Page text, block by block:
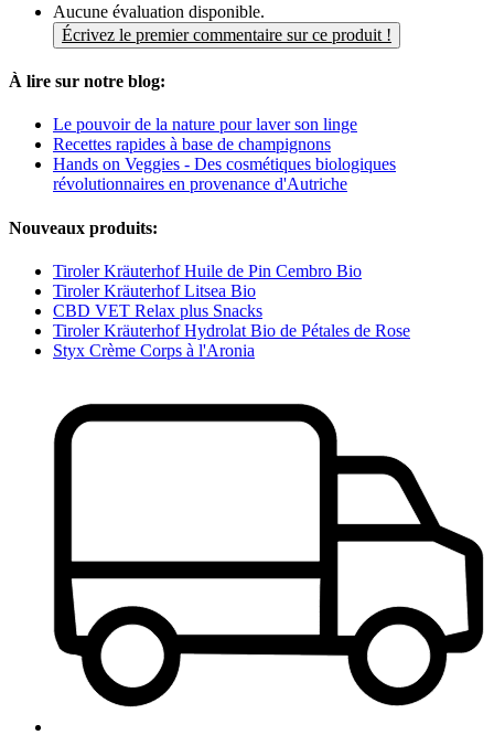
Aucune évaluation disponible.
Écrivez le premier commentaire sur ce produit !
À lire sur notre blog:
Le pouvoir de la nature pour laver son linge
Recettes rapides à base de champignons
Hands on Veggies - Des cosmétiques biologiques
révolutionnaires en provenance d'Autriche
Nouveaux produits:
Tiroler Kräuterhof Huile de Pin Cembro Bio
Tiroler Kräuterhof Litsea Bio
CBD VET Relax plus Snacks
Tiroler Kräuterhof Hydrolat Bio de Pétales de Rose
Styx Crème Corps à l'Aronia